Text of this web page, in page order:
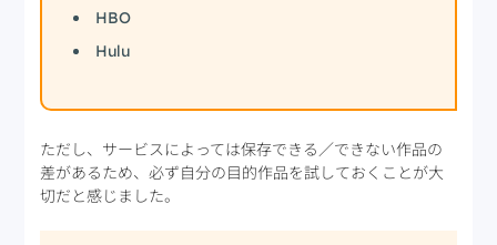
HBO
Hulu
ただし、サービスによっては保存できる／できない作品の
差があるため、必ず自分の目的作品を試しておくことが大
切だと感じました。